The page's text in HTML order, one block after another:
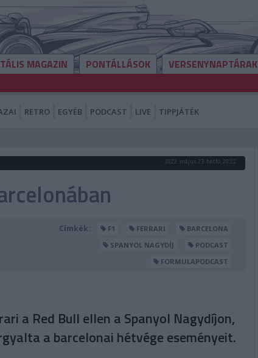
MAGAZIN PONTÁLLÁSOK VERSENYNAPTÁRAK
RETRO EGYÉB PODCAST LIVE TIPPJÁTÉK
2022. május 23. hétfő, 20:22
Címkék: F1 FERRARI
BARCELONA
SPANYOL NAGYDÍJ
PODCAST
FORMULAPODCAST
a Red Bull ellen a Spanyol Nagydíjon,
a barcelonai hétvége eseményeit.